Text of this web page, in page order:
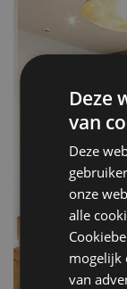
Deze
van
Deze
onze
alle
mogelijk
van